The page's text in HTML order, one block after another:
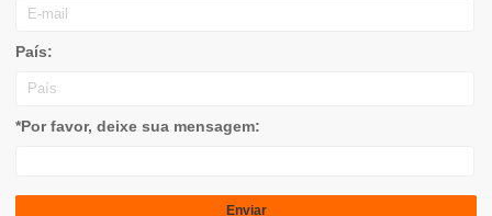
País:
*Por favor, deixe sua mensagem: